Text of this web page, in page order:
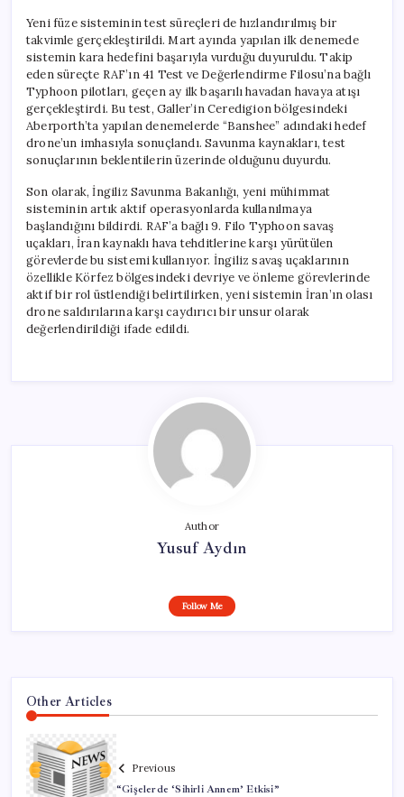
Yeni füze sisteminin test süreçleri de hızlandırılmış bir
takvimle gerçekleştirildi. Mart ayında yapılan ilk denemede
sistemin kara hedefini başarıyla vurduğu duyuruldu. Takip
eden süreçte RAF’ın 41 Test ve Değerlendirme Filosu’na bağlı
Typhoon pilotları, geçen ay ilk başarılı havadan havaya atışı
gerçekleştirdi. Bu test, Galler’in Ceredigion bölgesindeki
Aberporth’ta yapılan denemelerde “Banshee” adındaki hedef
drone’un imhasıyla sonuçlandı. Savunma kaynakları, test
sonuçlarının beklentilerin üzerinde olduğunu duyurdu.
Son olarak, İngiliz Savunma Bakanlığı, yeni mühimmat
sisteminin artık aktif operasyonlarda kullanılmaya
başlandığını bildirdi. RAF’a bağlı 9. Filo Typhoon savaş
uçakları, İran kaynaklı hava tehditlerine karşı yürütülen
görevlerde bu sistemi kullanıyor. İngiliz savaş uçaklarının
özellikle Körfez bölgesindeki devriye ve önleme görevlerinde
aktif bir rol üstlendiği belirtilirken, yeni sistemin İran’ın olası
drone saldırılarına karşı caydırıcı bir unsur olarak
değerlendirildiği ifade edildi.
Author
Yusuf Aydın
Follow Me
Other Articles
Previous
“Gişelerde ‘Sihirli Annem’ Etkisi”